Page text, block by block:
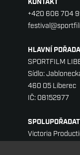
KONTAKT
+420 606 704
HLAVNÍ
SPORTFILM
Sídlo:
460 05 Liberec
IČ: 08152977
Victoria